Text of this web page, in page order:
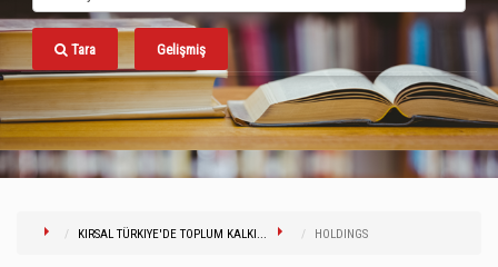
Tara Gelişmiş
KIRSAL TÜRKIYE'DE TOPLUM KALKI... HOLDINGS